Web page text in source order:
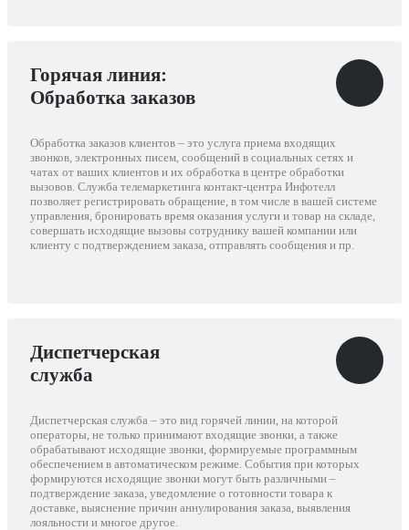
Горячая линия:
Обработка заказов
Обработка заказов клиентов – это услуга приема входящих
звонков, электронных писем, сообщений в социальных сетях и
чатах от ваших клиентов и их обработка в центре обработки
вызовов. Служба телемаркетинга контакт-центра Инфотелл
позволяет регистрировать обращение, в том числе в вашей системе
управления, бронировать время оказания услуги и товар на складе,
совершать исходящие вызовы сотруднику вашей компании или
клиенту с подтверждением заказа, отправлять сообщения и пр.
Диспетчерская
служба
Диспетчерская служба – это вид горячей линии, на которой
операторы, не только принимают входящие звонки, а также
обрабатывают исходящие звонки, формируемые программным
обеспечением в автоматическом режиме. События при которых
формируются исходящие звонки могут быть различными –
подтверждение заказа, уведомление о готовности товара к
доставке, выяснение причин аннулирования заказа, выявления
лояльности и многое другое.